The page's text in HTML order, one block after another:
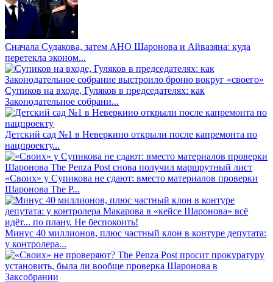
Сначала Судакова, затем АНО Шаронова и Айвазяна: куда
перетекла эконом...
Супиков на входе, Гуляков в председателях: как
Законодательное собрани...
Детский сад №1 в Неверкино открыли после капремонта по
нацпроекту...
«Своих» у Супикова не сдают: вместо материалов проверки
Шаронова The P...
Минус 40 миллионов, плюс частный клон в контуре депутата:
у контролера...